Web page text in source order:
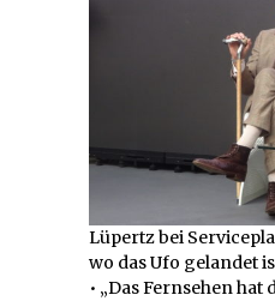
Lüpertz bei
wo das Ufo gelandet
• „Das Fernsehen hat